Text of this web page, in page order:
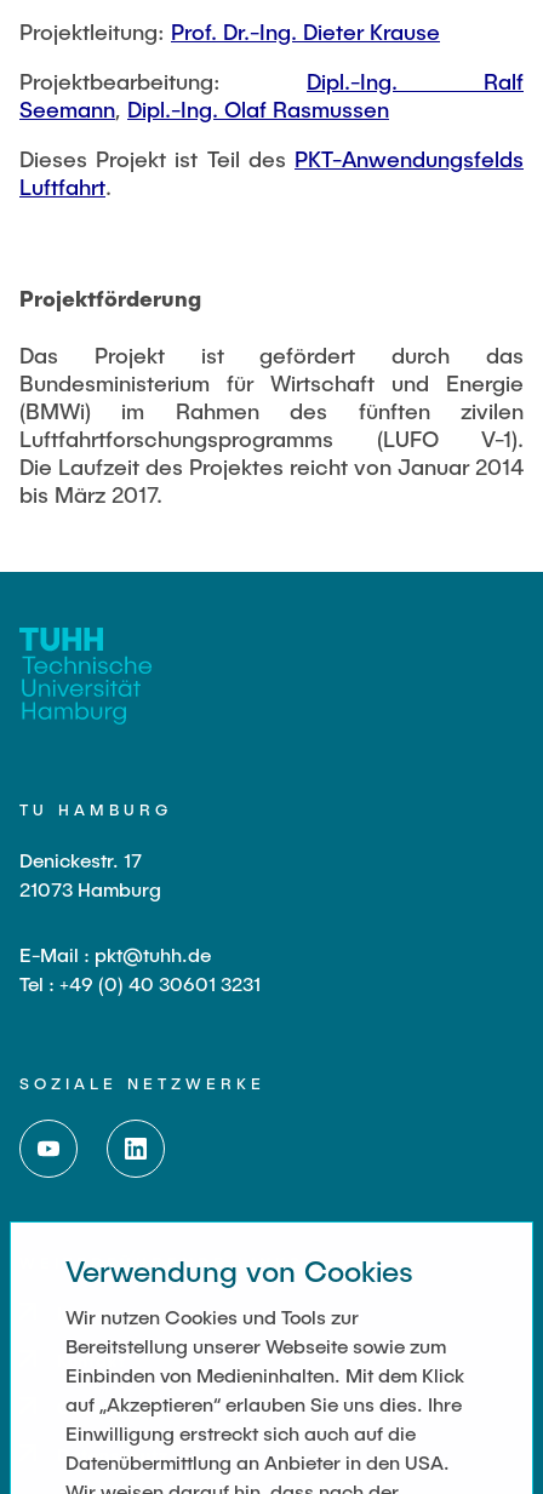
Maschinenelemente-Demonstrationspool
Virtueller Demonstrationspool
Virtueller Fluidtechnik-Demonstrationspool
Projektleitung: Prof. Dr.-Ing. Dieter Krause
Projektbearbeitung: Dipl.-Ing. Ralf
Seemann, Dipl.-Ing. Olaf Rasmussen
Dieses Projekt ist Teil des PKT-Anwendungsfelds
Luftfahrt.
Projektförderung
Das Projekt ist gefördert durch das
Bundesministerium für Wirtschaft und Energie
(BMWi) im Rahmen des fünften zivilen
Luftfahrtforschungsprogramms (LUFO V-1).
Die Laufzeit des Projektes reicht von Januar 2014
bis März 2017.
TU HAMBURG
Denickestr. 17
21073 Hamburg
E-Mail : pkt@tuhh.de
Tel : +49 (0) 40 30601 3231
SOZIALE NETZWERKE
WEITERFÜHRENDE LINKS
Impressum
Kontakt
Cookie Settings
Datenschutz
Verwendung von Cookies
Wir nutzen Cookies und Tools zur
Bereitstellung unserer Webseite sowie zum
Einbinden von Medieninhalten. Mit dem Klick
auf „Akzeptieren“ erlauben Sie uns dies. Ihre
Einwilligung erstreckt sich auch auf die
Datenübermittlung an Anbieter in den USA.